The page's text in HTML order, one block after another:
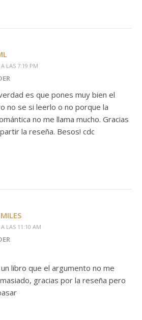
LAS 7:19 PM
es que pones muy bien el
no se si leerlo o no porque la
no me llama mucho. Gracias
la reseña. Besos! cdc
LAS 11:10 AM
libro que el argumento no me
gracias por la reseña pero